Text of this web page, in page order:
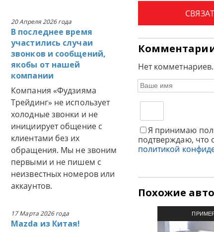
20 Апреля 2026 года
В последнее время
участились случаи
звонков и сообщений,
якобы от нашей
компании
Компания «Фудзияма
Трейдинг» не использует
холодные звонки и не
инициирует общение с
клиентами без их
обращения. Мы не звоним
первыми и не пишем с
неизвестных номеров или
аккаунтов.
17 Марта 2026 года
Mazda из Китая!
Нет комметнариев.
Я принимаю
подтверждаю, что
политикой
Похожие